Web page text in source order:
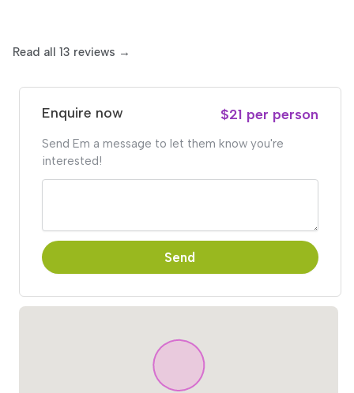
Read all 13 reviews →
Enquire now $21 per person
Send Em a message to let them know you're
interested!
Send